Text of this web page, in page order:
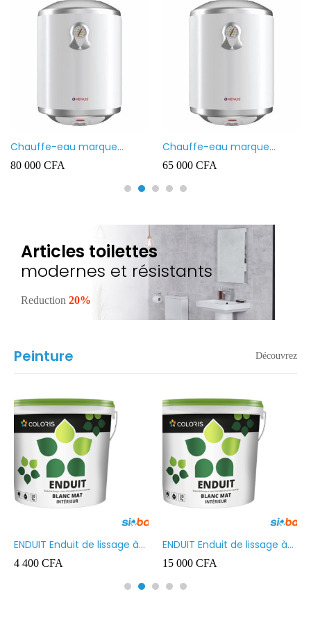
Chauffe-eau marque
VENUS 80L
80 000 CFA
Chauffe-eau marque
VENUS 50L
65 000 CFA
Articles toilettes
modernes et résistants
Reduction 20%
Peinture Découvrez
ENDUIT Enduit de lissage à
base d’émulsion en phase
aqueuse 5kg
4 400 CFA
ENDUIT Enduit de lissage à
base d’émulsion en phase
aqueuse 20kg
15 000 CFA